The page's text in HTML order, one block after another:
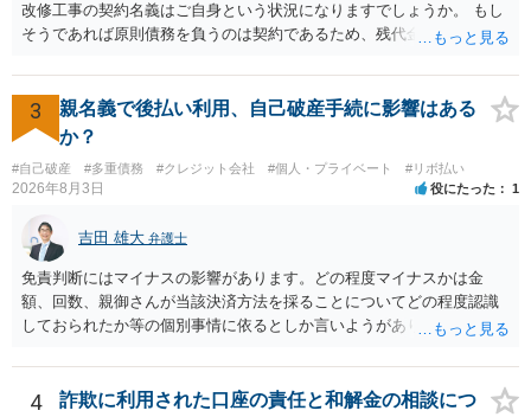
改修工事の契約名義はご自身という状況になりますでしょうか。 もし
そうであれば原則債務を負うのは契約であるため、残代金を捻出して
ます。 入籍した場合でも、原則契約者が単独で全ての債務を負うこと
には変わりがありません。 なかなか対応に難しい案件であり、公開の
場でアドバイスを行うのも限界があるように思われますので、資料等
を持参のうえ個別に弁護士に相談されることをお勧めします。
3
親名義で後払い利用、自己破産手続に影響はある
か？
#自己破産 #多重債務 #クレジット会社 #個人・プライベート #リボ払い
2026年8月3日 役にたった 1
吉田 雄大 弁護士
免責判断にはマイナスの影響があります。どの程度マイナスかは金
額、回数、親御さんが当該決済方法を採ることについてどの程度認識
しておられたか等の個別事情に依るとしか言いようがありません。 と
なって相談し、善後策を考えることをお勧めします。
4
詐欺に利用された口座の責任と和解金の相談につ